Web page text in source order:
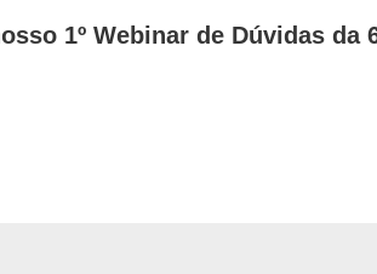
1º Webinar de Dúvidas da